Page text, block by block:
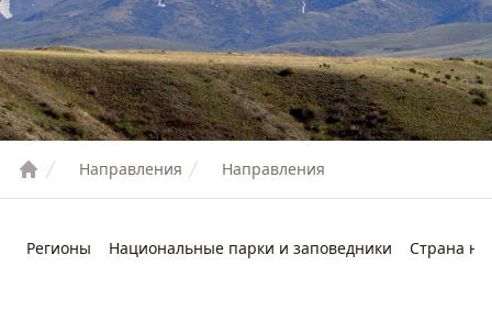
Направления Направления
Регионы Национальные парки и заповедники Страна